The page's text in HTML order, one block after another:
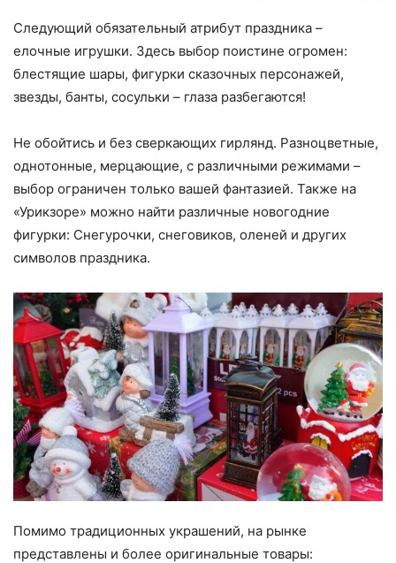
Следующий обязательный атрибут праздника –
елочные игрушки. Здесь выбор поистине огромен:
блестящие шары, фигурки сказочных персонажей,
звезды, банты, сосульки – глаза разбегаются!
Не обойтись и без сверкающих гирлянд. Разноцветные,
однотонные, мерцающие, с различными режимами –
выбор ограничен только вашей фантазией. Также на
«Урикзоре» можно найти различные новогодние
фигурки: Снегурочки, снеговиков, оленей и других
символов праздника.
Помимо традиционных украшений, на рынке
представлены и более оригинальные товары: